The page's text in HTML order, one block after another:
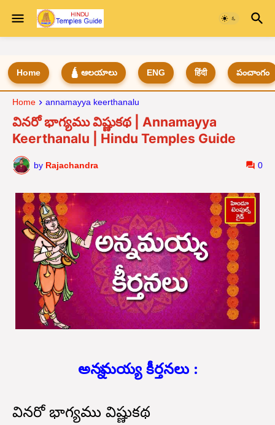
Home 🛕 ఆలయాలు ENG हिंदी పంచాంగం
Home annamayya keerthanalu
వినరో భాగ్యము విష్ణుకథ | Annamayya
Keerthanalu | Hindu Temples Guide
by Rajachandra 0
అన్నమయ్య కీర్తనలు :
వినరో భాగ్యము విష్ణుకథ